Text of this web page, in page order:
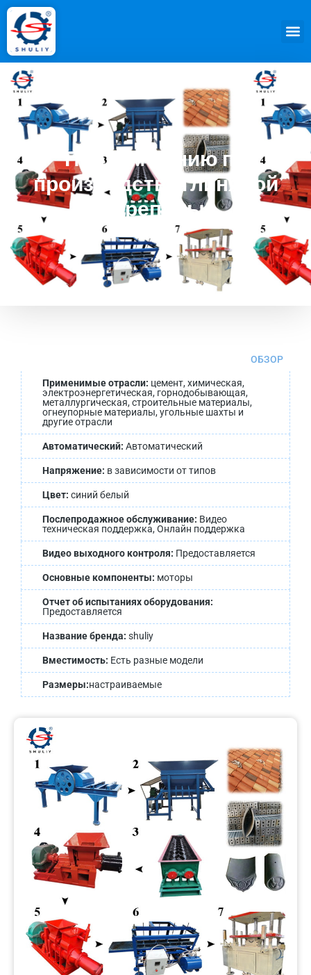
Продам линию по
производству глиняной
черепицы.
ОБЗОР
Применимые отрасли: цемент, химическая,
электроэнергетическая, горнодобывающая,
металлургическая, строительные материалы,
огнеупорные материалы, угольные шахты и
другие отрасли
Автоматический: Автоматический
Напряжение: в зависимости от типов
Цвет: синий белый
Послепродажное обслуживание: Видео
техническая поддержка, Онлайн поддержка
Видео выходного контроля: Предоставляется
Основные компоненты: моторы
Отчет об испытаниях оборудования:
Предоставляется
Название бренда: shuliy
Вместимость: Есть разные модели
Размеры:настраиваемые